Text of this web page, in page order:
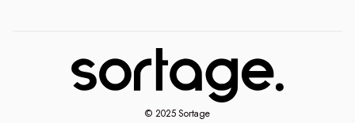
© 2025 Sortage